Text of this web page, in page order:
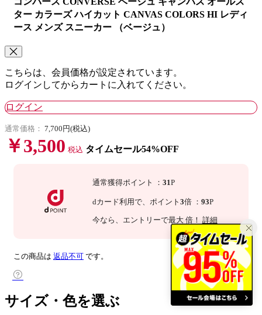
ター カラーズ ハイカット CANVAS COLORS HI レディ
ース メンズ スニーカー （ベージュ）
こちらは、会員価格が設定されています。
ログインしてからカートに入れてください。
ログイン
通常価格： 7,700円(税込)
￥3,500 税込 タイムセール54%OFF
通常獲得ポイント ： 31P
dカード利用で、 ポイント 3倍 ： 93P
今なら 、エントリーで最大 倍！ 詳細
この商品は 返品不可 です。
サイズ・色を選ぶ